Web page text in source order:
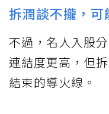
拆潤談不攏，
不過，名人入股
連結度更高，但
結束的導火線。